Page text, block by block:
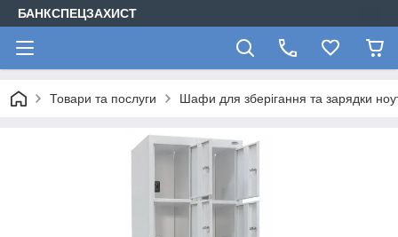
БАНКСПЕЦЗАХИСТ
Товари та послуги Шафи для зберігання та зарядки